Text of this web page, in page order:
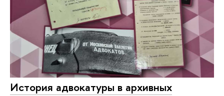
История адвокатуры в архивных